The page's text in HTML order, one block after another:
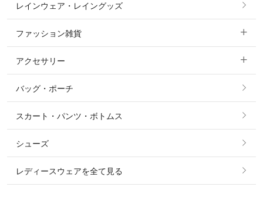
ニット・セーター
シャツ・ブラウス・ワンピース
ジャケット・ブルゾン
すべての競技用ウェア
ショージャケット
ショーシャツ
レインウェア・レイングッズ
ファッション雑貨
すべてのファッション雑貨
ソックス
ベルト
アクセサリー
すべてのアクセサリー
リング
ピアス・イヤリング
バッグ・ポーチ
スカート・パンツ・ボトムス
シューズ
レディースウェアを全て見る